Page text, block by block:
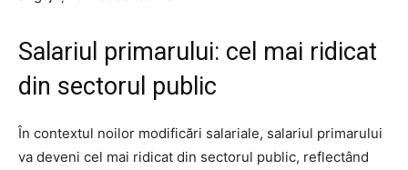
Salariul primarului: cel mai ridicat
din sectorul public
În contextul noilor modificări salariale, salariul primarului
va deveni cel mai ridicat din sectorul public, reflectând